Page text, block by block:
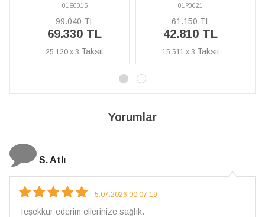
61.150 TL
42.810 TL
15.511 x 3
%40
İNDİRİM 46.540
16.862 x 3
Yorumlar
N. Elçi
4.08.2026 16:27:03
Çarpıcı ve olağanüstü bir işçilikle hazırlanmış bir mücevher.